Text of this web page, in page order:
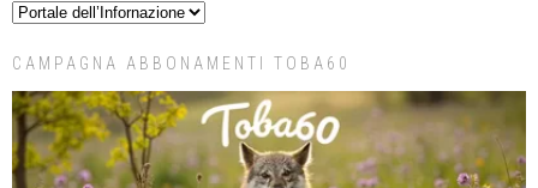
CAMPAGNA ABBONAMENTI TOBA60